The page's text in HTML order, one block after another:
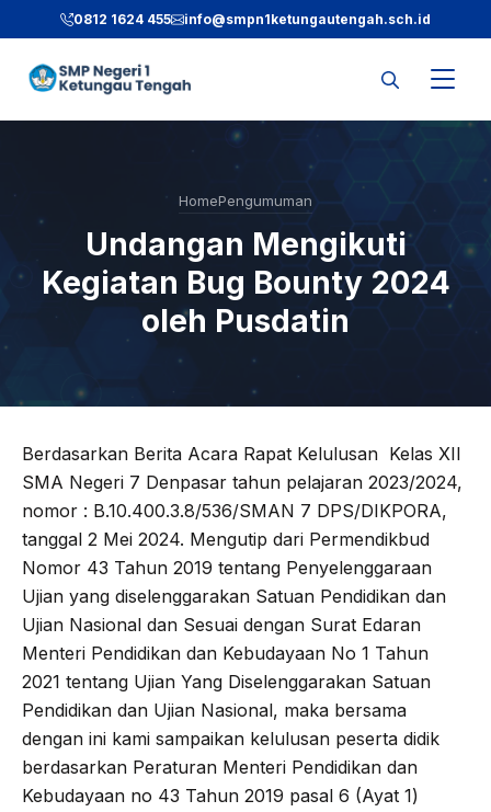
Langsung
ke
0812 1624 455 info@smpn1ketungautengah.sch.id
HomePengumuman
Undangan Mengikuti
Kegiatan Bug Bounty 2024
oleh Pusdatin
Berdasarkan Berita Acara Rapat Kelulusan Kelas XII
SMA Negeri 7 Denpasar tahun pelajaran 2023/2024,
nomor : B.10.400.3.8/536/SMAN 7 DPS/DIKPORA,
tanggal 2 Mei 2024. Mengutip dari Permendikbud
Nomor 43 Tahun 2019 tentang Penyelenggaraan
Ujian yang diselenggarakan Satuan Pendidikan dan
Ujian Nasional dan Sesuai dengan Surat Edaran
Menteri Pendidikan dan Kebudayaan No 1 Tahun
2021 tentang Ujian Yang Diselenggarakan Satuan
Pendidikan dan Ujian Nasional, maka bersama
dengan ini kami sampaikan kelulusan peserta didik
berdasarkan Peraturan Menteri Pendidikan dan
Kebudayaan no 43 Tahun 2019 pasal 6 (Ayat 1)